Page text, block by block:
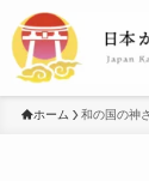
ホーム 和の国の神